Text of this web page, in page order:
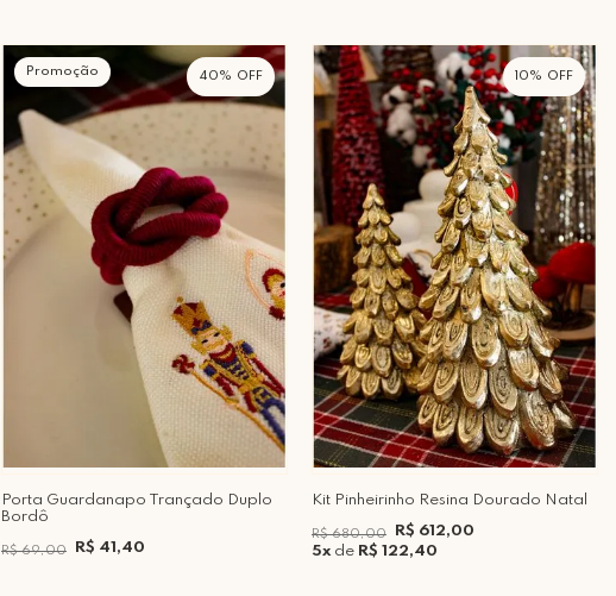
40%
Promoção
Porta Guardanapo Trançado Duplo
Bordô
R$ 69,00 R$ 41,40
10%
Kit Pinheirinho Resina Dourado Natal
R$ 680,00
R$ 612,00
5xde R$ 122,40